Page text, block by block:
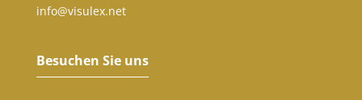
info@visulex.net
Besuchen Sie uns